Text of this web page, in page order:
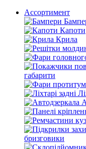
Ассортимент
Капоти
Крила
габарити
бризговики